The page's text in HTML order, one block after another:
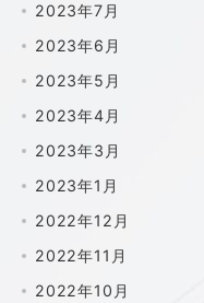
2023年7月
2023年6月
2023年5月
2023年4月
2023年3月
2023年1月
2022年12月
2022年11月
2022年10月